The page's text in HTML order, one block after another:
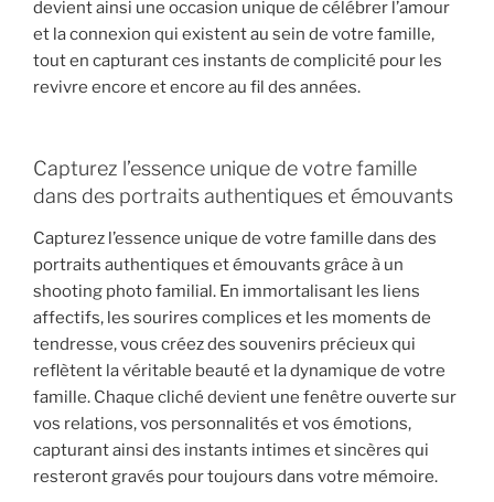
devient ainsi une occasion unique de célébrer l’amour
et la connexion qui existent au sein de votre famille,
tout en capturant ces instants de complicité pour les
revivre encore et encore au fil des années.
Capturez l’essence unique de votre famille
dans des portraits authentiques et émouvants
Capturez l’essence unique de votre famille dans des
portraits authentiques et émouvants grâce à un
shooting photo familial. En immortalisant les liens
affectifs, les sourires complices et les moments de
tendresse, vous créez des souvenirs précieux qui
reflètent la véritable beauté et la dynamique de votre
famille. Chaque cliché devient une fenêtre ouverte sur
vos relations, vos personnalités et vos émotions,
capturant ainsi des instants intimes et sincères qui
resteront gravés pour toujours dans votre mémoire.